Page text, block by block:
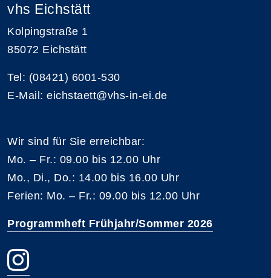
vhs Eichstätt
Kolpingstraße 1
85072 Eichstätt
Tel: (08421) 6001-530
E-Mail: eichstaett@vhs-in-ei.de
Wir sind für Sie erreichbar:
Mo. – Fr.: 09.00 bis 12.00 Uhr
Mo., Di., Do.: 14.00 bis 16.00 Uhr
Ferien: Mo. – Fr.: 09.00 bis 12.00 Uhr
Programmheft Frühjahr/Sommer 2026